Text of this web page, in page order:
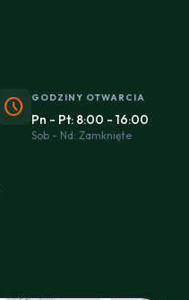
schedule GODZINY OTWARCIA
Pn - Pt: 8:00 - 16:00
Sob - Nd: Zamknięte